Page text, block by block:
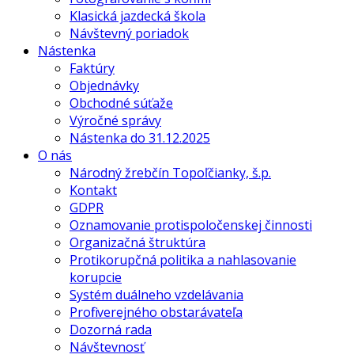
Klasická jazdecká škola
Návštevný poriadok
Nástenka
Faktúry
Objednávky
Obchodné súťaže
Výročné správy
Nástenka do 31.12.2025
O nás
Národný žrebčín Topoľčianky, š.p.
Kontakt
GDPR
Oznamovanie protispoločenskej činnosti
Organizačná štruktúra
Protikorupčná politika a nahlasovanie
korupcie
Systém duálneho vzdelávania
Profil verejného obstarávateľa
Dozorná rada
Návštevnosť